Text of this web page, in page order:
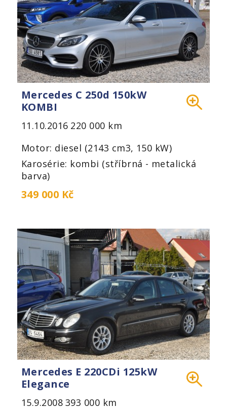
Mercedes C 250d 150kW
KOMBI
11.10.2016 220 000 km
Motor: diesel (2143 cm3, 150 kW)
Karosérie: kombi (stříbrná - metalická
barva)
349 000 Kč
Mercedes E 220CDi 125kW
Elegance
15.9.2008 393 000 km